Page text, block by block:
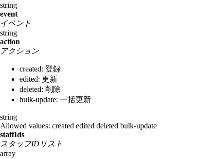
string
event
イベント
string
action
アクション
created: 登録
edited: 更新
deleted: 削除
bulk-update: 一括更新
string
Allowed values: created edited deleted bulk-update
staffIds
スタッフIDリスト
array